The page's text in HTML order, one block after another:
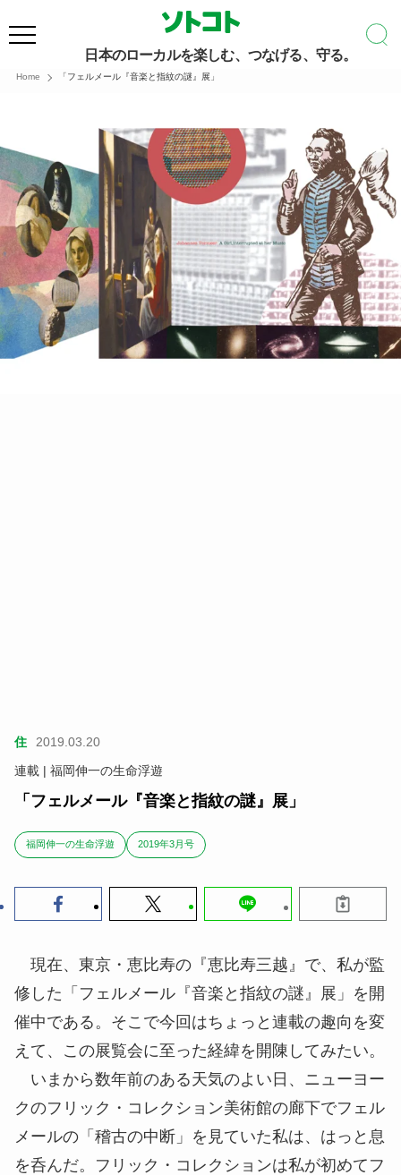
日本のローカルを楽しむ、つなげる、守る。
Home 「フェルメール『音楽と指紋の謎』展」
住
2019.03.20
連載 | 福岡伸一の生命浮遊
「フェルメール『音楽と指紋の謎』展」
福岡伸一の生命浮遊 2019年3月号
現在、東京・恵比寿の『恵比寿三越』で、私が監
修した「フェルメール『音楽と指紋の謎』展」を開
催中である。そこで今回はちょっと連載の趣向を変
えて、この展覧会に至った経緯を開陳してみたい。
いまから数年前のある天気のよい日、ニューヨー
クのフリック・コレクション美術館の廊下でフェル
メールの「稽古の中断」を見ていた私は、はっと息
を呑んだ。フリック・コレクションは私が初めてフ